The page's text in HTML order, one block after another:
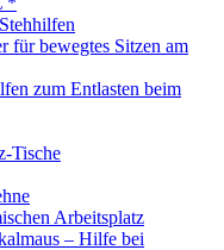
für bewegtes Sitzen am
zum Entlasten beim
Tische
Arbeitsplatz
– Hilfe bei